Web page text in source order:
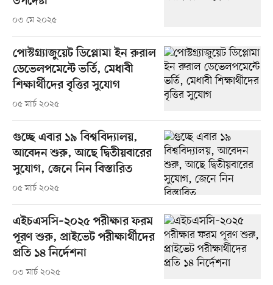
০৩ মে ২০২৫
পোস্টগ্র্যাজুয়েট ডিপ্লোমা ইন রুরাল
ডেভেলপমেন্টে ভর্তি, মেধাবী
শিক্ষার্থীদের বৃত্তির সুযোগ
০৫ মার্চ ২০২৫
গুচ্ছে এবার ১৯ বিশ্ববিদ্যালয়,
আবেদন শুরু, আছে দ্বিতীয়বারের
সুযোগ, জেনে নিন বিস্তারিত
০৫ মার্চ ২০২৫
এইচএসসি–২০২৫ পরীক্ষার ফরম
পূরণ শুরু, প্রাইভেট পরীক্ষার্থীদের
প্রতি ১৪ নির্দেশনা
০৩ মার্চ ২০২৫